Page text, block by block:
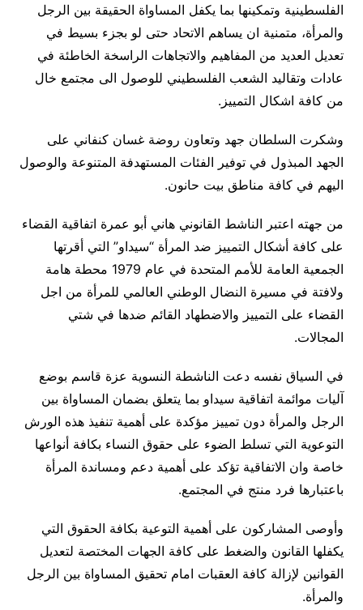
الفلسطينية وتمكينها بما يكفل المساواة الحقيقة بين الرجل
والمرأة، متمنية ان يساهم الاتحاد حتى لو بجزء بسيط في
تعديل العديد من المفاهيم والاتجاهات الراسخة الخاطئة في
عادات وتقاليد الشعب الفلسطيني للوصول الى مجتمع خال
من كافة اشكال التمييز.
وشكرت السلطان جهد وتعاون روضة غسان كنفاني على
الجهد المبذول في توفير الفئات المستهدفة المتنوعة والوصول
اليهم في كافة مناطق بيت حانون.
من جهته اعتبر الناشط القانوني هاني أبو عمرة اتفاقية القضاء
على كافة أشكال التمييز ضد المرأة “سيداو” التي أقرتها
الجمعية العامة للأمم المتحدة في عام 1979 محطة هامة
ولافتة في مسيرة النضال الوطني العالمي للمرأة من اجل
القضاء على التمييز والاضطهاد القائم ضدها في شتي
المجالات.
في السياق نفسه دعت الناشطة النسوية عزة قاسم بوضع
آليات موائمة اتفاقية سيداو بما يتعلق بضمان المساواة بين
الرجل والمرأة دون تمييز مؤكدة على أهمية تنفيذ هذه الورش
التوعوية التي تسلط الضوء على حقوق النساء بكافة أنواعها
خاصة وان الاتفاقية تؤكد على أهمية دعم ومساندة المرأة
باعتبارها فرد منتج في المجتمع.
وأوصى المشاركون على أهمية التوعية بكافة الحقوق التي
يكفلها القانون والضغط على كافة الجهات المختصة لتعديل
القوانين لإزالة كافة العقبات امام تحقيق المساواة بين الرجل
والمرأة.